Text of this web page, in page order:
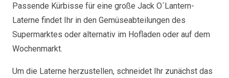
Passende Kürbisse für eine große Jack O´Lantern-
Laterne findet Ihr in den Gemüseabteilungen des
Supermarktes oder alternativ im Hofladen oder auf dem
Wochenmarkt.
Um die Laterne herzustellen, schneidet Ihr zunächst das